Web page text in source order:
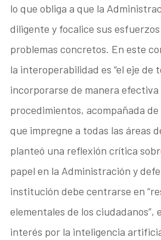
lo que obliga a que la
diligente y focalice sus
problemas concretos. En este
la interoperabilidad es “el eje de
incorporarse de manera efectiva
procedimientos, acompañada
que impregne a todas las áreas
planteó una reflexión crítica
papel en la Administración y
institución debe centrarse en
elementales de los ciudadanos”,
interés por la inteligencia